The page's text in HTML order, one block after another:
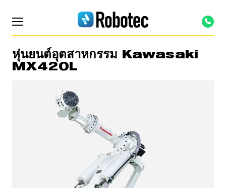
หุ่นยนต์อุตสาหกรรม Kawasaki
MX420L